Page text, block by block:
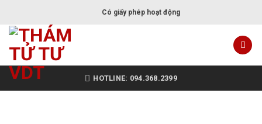
Có giấy phép hoạt động
HOTLINE: 094.368.2399